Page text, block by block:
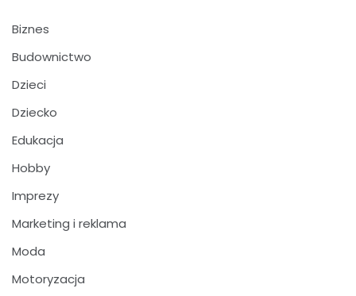
Biznes
Budownictwo
Dzieci
Dziecko
Edukacja
Hobby
Imprezy
Marketing i reklama
Moda
Motoryzacja